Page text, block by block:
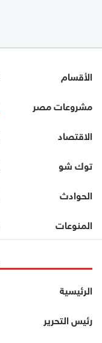
الأقسام
مشروعات مصر
الاقتصاد
توك شو
الحوادث
المنوعات
الرئيسية
رئيس التحرير